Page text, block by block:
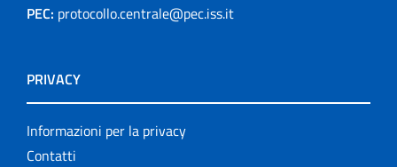
PEC: protocollo.centrale@pec.iss.it
PRIVACY
Informazioni per la privacy
Contatti